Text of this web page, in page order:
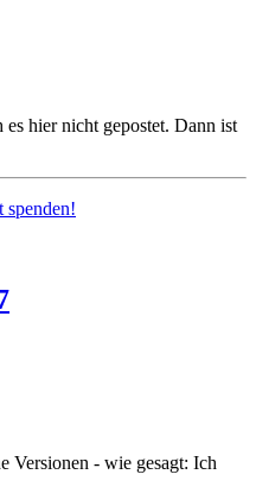
es hier nicht gepostet. Dann ist
spenden!
Versionen - wie gesagt: Ich